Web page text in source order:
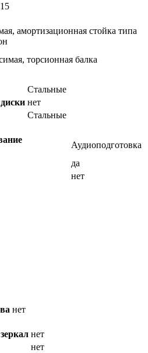
амортизационная стойка типа
торсионная балка
Стальные
нет
Стальные
Аудиоподготовка
да
нет
нет
нет
нет